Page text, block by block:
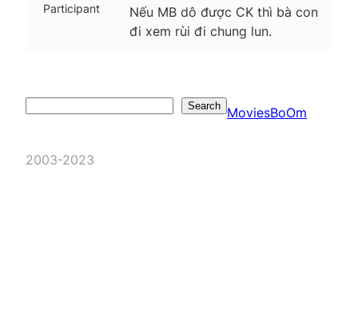
Participant
Nếu MB dô được CK thì bà con
đi xem rùi đi chung lun.
Search MoviesBoOm
2003-2023